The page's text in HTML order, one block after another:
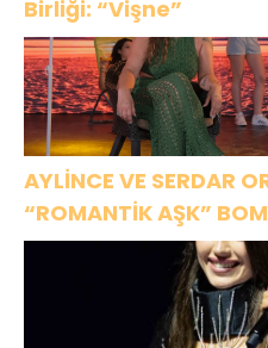
Birliği: “Vişne”
AYLİNCE VE SERDAR
“ROMANTİK AŞK”